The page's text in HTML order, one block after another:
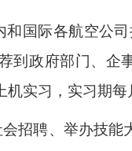
和国际各航空公
到政府部门、企
实习，实习期
招聘、举办技